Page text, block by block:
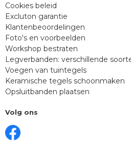
Cookies beleid
Excluton garantie
Klantenbeoordelingen
Foto's en voorbeelden
Workshop bestraten
Legverbanden: verschillende
Voegen van tuintegels
Keramische tegels schoonmaken
Opsluitbanden plaatsen
Volg ons